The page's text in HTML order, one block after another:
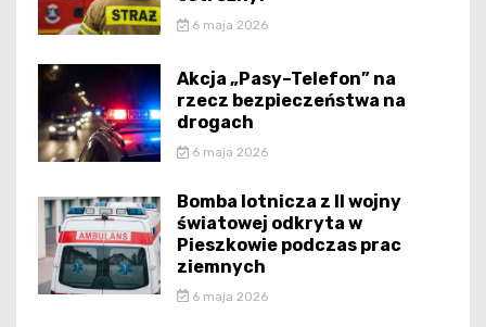
6 maja 2026
Akcja „Pasy–Telefon” na
rzecz bezpieczeństwa na
drogach
6 maja 2026
Bomba lotnicza z II wojny
światowej odkryta w
Pieszkowie podczas prac
ziemnych
6 maja 2026